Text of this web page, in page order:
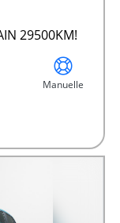
29500KM!
Manuelle